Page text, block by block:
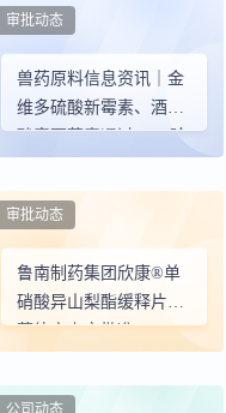
兽药原料信息资讯｜金
维多硫酸新霉素、酒石
酸泰万菌素通过GMP验
CEP证书，默沙东动物
保健森斯坦®将在中国
境内上市
审批动态
鲁南制药集团欣康®单
硝酸异山梨酯缓释片获
菲律宾上市批准
审批动态
公司动态